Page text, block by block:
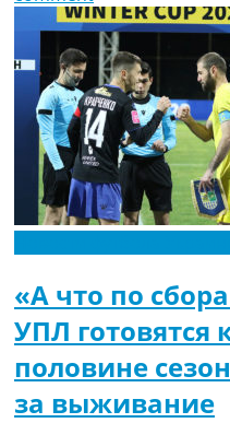
«А что по
УПЛ готовятся
половине
за выживание